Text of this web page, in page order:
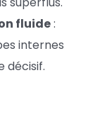
fluide:
internes
décisif.